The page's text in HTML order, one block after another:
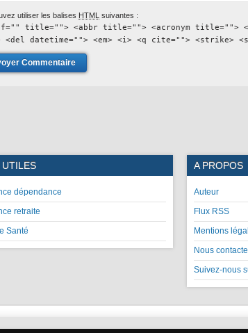
utiliser les balises HTML suivantes :
title=""> <abbr title=""> <acronym title="">
<del datetime=""> <em> <i> <q cite=""> <strike>
UTILES
dépendance
retraite
Santé
A PROPOS
Auteur
Flux RSS
Mentions
Nous
Suivez-nous